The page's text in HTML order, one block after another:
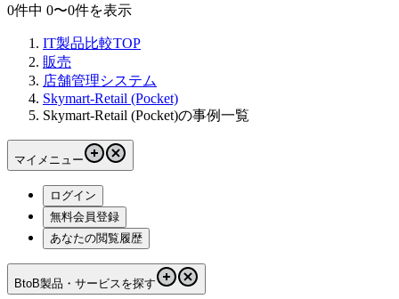
0件中 0〜0件を表示
IT製品比較TOP
販売
店舗管理システム
Skymart-Retail (Pocket)
Skymart-Retail (Pocket)の事例一覧
マイメニュー
ログイン
無料会員登録
あなたの閲覧履歴
BtoB製品・サービスを探す